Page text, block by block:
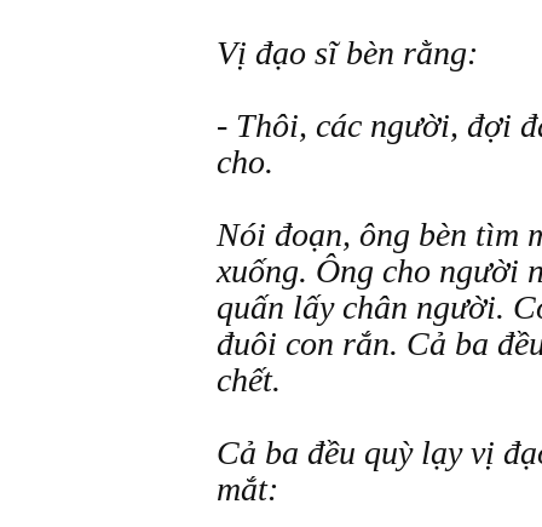
Vị đạo sĩ bèn rằng:
- Thôi, các người, đợi
cho.
Nói đoạn, ông bèn tìm
xuống. Ông cho người
quấn lấy chân người.
đuôi con rắn. Cả ba
chết.
Cả ba đều quỳ lạy vị
mắt: